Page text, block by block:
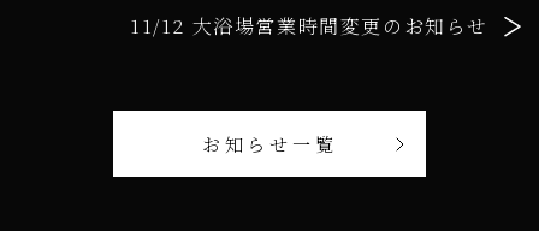
11/12 大浴場営業時間変更のお知らせ
お知らせ一覧